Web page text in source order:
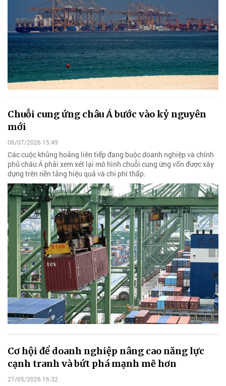
Chuỗi cung ứng châu Á bước vào kỷ nguyên
mới
06/07/2026 15:49
Các cuộc khủng hoảng liên tiếp đang buộc doanh nghiệp và chính
phủ châu Á phải xem xét lại mô hình chuỗi cung ứng vốn được xây
dựng trên nền tảng hiệu quả và chi phí thấp.
Cơ hội để doanh nghiệp nâng cao năng lực
cạnh tranh và bứt phá mạnh mẽ hơn
27/05/2026 16:32